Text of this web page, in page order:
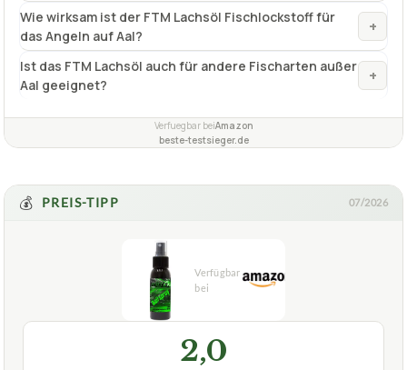
Wie wirksam ist der FTM Lachsöl Fischlockstoff für
das Angeln auf Aal?
+
Ist das FTM Lachsöl auch für andere Fischarten außer
Aal geeignet?
+
Verfuegbar beiAmazon
beste-testsieger.de
💰 PREIS-TIPP 07/2026
2,0